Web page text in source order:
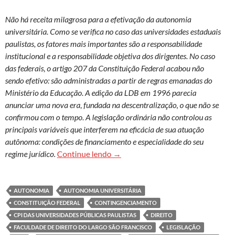
Não há receita milagrosa para a efetivação da autonomia
universitária. Como se verifica no caso das universidades estaduais
paulistas, os fatores mais importantes são a responsabilidade
institucional e a responsabilidade objetiva dos dirigentes. No caso
das federais, o artigo 207 da Constituição Federal acabou não
sendo efetivo: são administradas a partir de regras emanadas do
Ministério da Educação. A edição da LDB em 1996 parecia
anunciar uma nova era, fundada na descentralização, o que não se
confirmou com o tempo. A legislação ordinária não controlou as
principais variáveis que interferem na eficácia de sua atuação
autônoma: condições de financiamento e especialidade do seu
regime jurídico.Continue lendo A autonomia universitária e
→
AUTONOMIA
AUTONOMIA UNIVERSITÁRIA
CONSTITUIÇÃO FEDERAL
CONTINGENCIAMENTO
CPI DAS UNIVERSIDADES PÚBLICAS PAULISTAS
DIREITO
FACULDADE DE DIREITO DO LARGO SÃO FRANCISCO
LEGISLAÇÃO